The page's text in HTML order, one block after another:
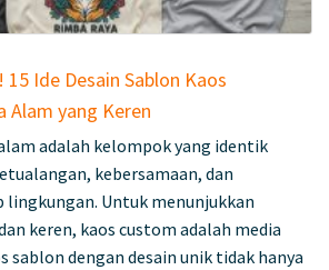
Ide Desain Sablon Kaos
Alam yang Keren
adalah kelompok yang identik
kebersamaan, dan
lingkungan. Untuk menunjukkan
keren, kaos custom adalah media
sablon dengan desain unik tidak hanya